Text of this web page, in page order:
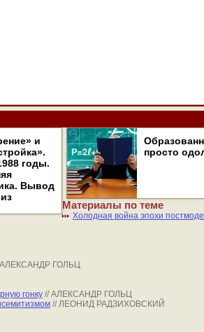
и
годы.
Вывод
просто
Материалы по теме
Холодная война эпохи
ГОЛЬЦ
гонку // АЛЕКСАНДР ГОЛЬЦ
// ЛЕОНИД РАДЗИХОВСКИЙ